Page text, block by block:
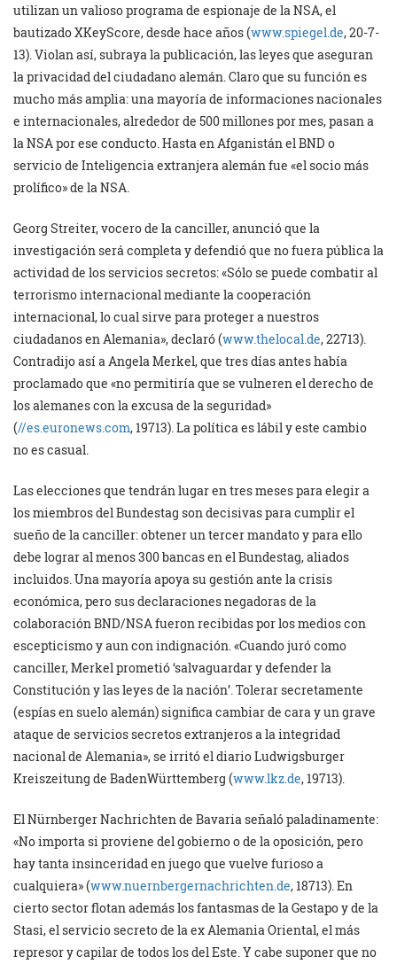
utilizan un valioso programa de espionaje de la NSA, el
bautizado XKeyScore, desde hace años (www.spiegel.de, 20-7-
13). Violan así, subraya la publicación, las leyes que aseguran
la privacidad del ciudadano alemán. Claro que su función es
mucho más amplia: una mayoría de informaciones nacionales
e internacionales, alrededor de 500 millones por mes, pasan a
la NSA por ese conducto. Hasta en Afganistán el BND o
servicio de Inteligencia extranjera alemán fue «el socio más
prolífico» de la NSA.
Georg Streiter, vocero de la canciller, anunció que la
investigación será completa y defendió que no fuera pública la
actividad de los servicios secretos: «Sólo se puede combatir al
terrorismo internacional mediante la cooperación
internacional, lo cual sirve para proteger a nuestros
ciudadanos en Alemania», declaró (www.thelocal.de, 22713).
Contradijo así a Angela Merkel, que tres días antes había
proclamado que «no permitiría que se vulneren el derecho de
los alemanes con la excusa de la seguridad»
(//es.euronews.com, 19713). La política es lábil y este cambio
no es casual.
Las elecciones que tendrán lugar en tres meses para elegir a
los miembros del Bundestag son decisivas para cumplir el
sueño de la canciller: obtener un tercer mandato y para ello
debe lograr al menos 300 bancas en el Bundestag, aliados
incluidos. Una mayoría apoya su gestión ante la crisis
económica, pero sus declaraciones negadoras de la
colaboración BND/NSA fueron recibidas por los medios con
escepticismo y aun con indignación. «Cuando juró como
canciller, Merkel prometió ‘salvaguardar y defender la
Constitución y las leyes de la nación’. Tolerar secretamente
(espías en suelo alemán) significa cambiar de cara y un grave
ataque de servicios secretos extranjeros a la integridad
nacional de Alemania», se irritó el diario Ludwigsburger
Kreiszeitung de BadenWürttemberg (www.lkz.de, 19713).
El Nürnberger Nachrichten de Bavaria señaló paladinamente:
«No importa si proviene del gobierno o de la oposición, pero
hay tanta insinceridad en juego que vuelve furioso a
cualquiera» (www.nuernbergernachrichten.de, 18713). En
cierto sector flotan además los fantasmas de la Gestapo y de la
Stasi, el servicio secreto de la ex Alemania Oriental, el más
represor y capilar de todos los del Este. Y cabe suponer que no